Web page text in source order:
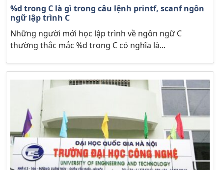
%d trong C là gì trong câu lệnh printf, scanf ngôn
ngữ lập trình C
Những người mới học lập trình về ngôn ngữ C
thường thắc mắc %d trong C có nghĩa là...